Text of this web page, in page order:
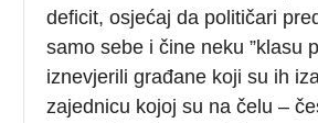
deficit, osjećaj da političari
samo sebe i čine neku ”klasu
iznevjerili građane koji su ih
zajednicu kojoj su na čelu –